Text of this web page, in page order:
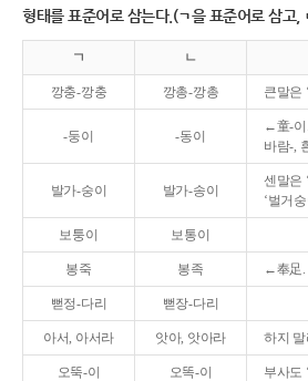
형태를 표준어로 삼는다.(ㄱ을 표준어로 삼고,
ㄱ ㄴ
깡충-깡충 깡총-깡총 큰말은
-둥이 -동이
←童-이
바람-,
발가-숭이 발가-송이
센말은
‘벌거
보퉁이 보통이
봉죽 봉족 ←奉足.
뻗정-다리 뻗장-다리
아서, 아서라 앗아, 앗아라 하지
오뚝-이 오똑-이 부사도